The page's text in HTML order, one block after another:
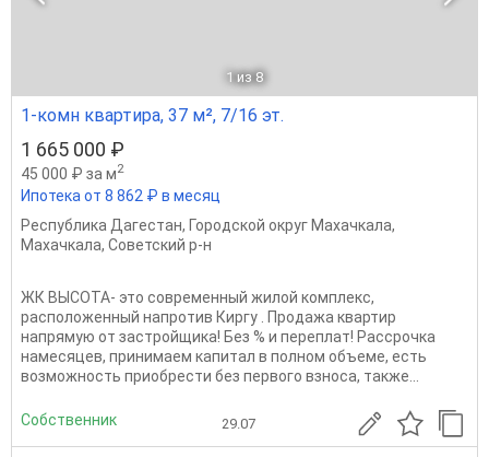
1 из 8
1-комн квартира, 37 м², 7/16 эт.
1 665 000 ₽
45 000 ₽ за м2
Ипотека от 8 862 ₽ в месяц
Республика Дагестан, Городской округ Махачкала,
Махачкала, Советский р-н
ЖК ВЫСОТА- это современный жилой комплекс,
расположенный напротив Киргу . Продажа квартир
напрямую от застройщика! Без % и переплат! Рассрочка
намесяцев, принимаем капитал в полном объеме, есть
возможность приобрести без первого взноса, также...
Собственник 29.07